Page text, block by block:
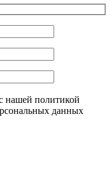
нашей политикой
данных